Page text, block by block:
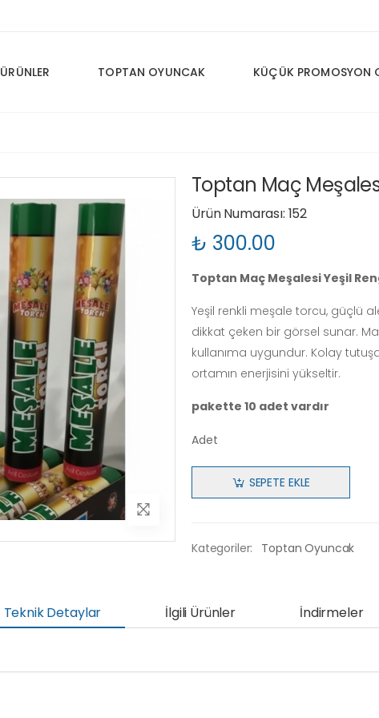
ÜRÜNLER TOPTAN OYUNCAK KÜÇÜK PROMOSYON
Toptan Maç
Ürün Numarası: 152
₺ 300.00
Toptan Maç Meşalesi Yeşil
Yeşil renkli meşale torcu, güçlü
dikkat çeken bir görsel sunar.
kullanıma uygundur. Kolay
ortamın enerjisini yükseltir.
pakette 10 adet vardır
Adet
SEPETE EKLE
Kategoriler: Toptan Oyuncak
Teknik Detaylar İlgili Ürünler İndirmeler